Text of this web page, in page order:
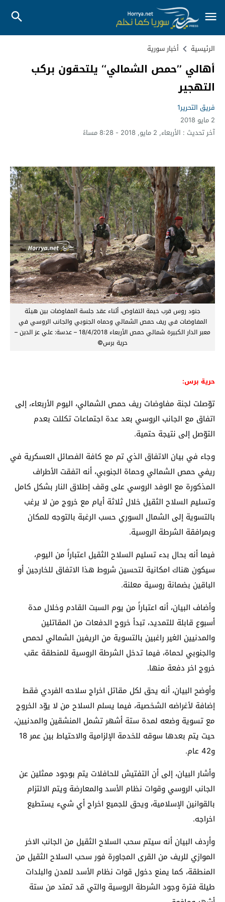
الرئيسية أخبار سورية
أهالي ’’حمص الشمالي‘‘ يلتحقون بركب
التهجير
فريق التحرير1
2 مايو 2018
آخر تحديث : الأربعاء, 2 مايو, 2018 - 8:28 مساءً
جنود روس قرب خيمة التفاوض، أثناء عقد جلسة المفاوضات بين هيئة
المفاوضات في ريف حمص الشمالي وحماه الجنوبي والجانب الروسي في
معبر الدار الكبيرة شمالي حمص الأربعاء 18/4/2018 – عدسة: علي عز الدين –
حرية برس©
حرية برس:
توّصلت لجنة مفاوضات ريف حمص الشمالي، اليوم الأربعاء، إلى
اتفاق مع الجانب الروسي بعد عدة اجتماعات تكللت بعدم
التوّصل إلى نتيجة حتمية.
وجاء في بيان الاتفاق الذي تم مع كافة الفصائل العسكرية في
ريفي حمص الشمالي وحماة الجنوبي، أنه اتفقت الأطراف
المذكورة مع الوفد الروسي على وقف إطلاق النار بشكل كامل
وتسليم السلاح الثقيل خلال ثلاثة أيام مع خروج من لا يرغب
بالتسوية إلى الشمال السوري حسب الرغبة بالتوجه للمكان
وبمرافقة الشرطة الروسية.
فيما أنه بحال بدء تسليم السلاح الثقيل اعتباراً من اليوم،
سيكون هناك امكانية لتحسين شروط هذا الاتفاق للخارجين أو
الباقين بضمانة روسية معلنة.
وأضاف البيان، أنه اعتباراً من يوم السبت القادم وخلال مدة
أسبوع قابلة للتمديد، تبدأ خروج الدفعات من المقاتلين
والمدنيين الغير راغبين بالتسوية من الريفين الشمالي لحمص
والجنوبي لحماة، فيما تدخل الشرطة الروسية للمنطقة عقب
خروج اخر دفعة منها.
وأوضح البيان، أنه يحق لكل مقاتل اخراج سلاحه الفردي فقط
إضافة لأغراضه الشخصية، فيما يسلم السلاح من لا يوّد الخروج
مع تسوية وضعه لمدة ستة أشهر تشمل المنشقين والمدنيين،
حيت يتم بعدها سوقه للخدمة الإلزامية والاحتياط بين عمر 18
و42 عام.
وأشار البيان، إلى أن التفتيش للحافلات يتم بوجود ممثلين عن
الجانب الروسي وقوات نظام الأسد والمعارضة ويتم الالتزام
بالقوانين الإسلامية، ويحق للجميع اخراج أي شيء يستطيع
اخراجه.
وأردف البيان أنه سيتم سحب السلاح الثقيل من الجانب الاخر
الموازي للريف من القرى المجاورة فور سحب السلاح الثقيل من
المنطقة، كما يمنع دخول قوات نظام الأسد للمدن والبلدات
طيلة فترة وجود الشرطة الروسية والتي قد تمتد من ستة